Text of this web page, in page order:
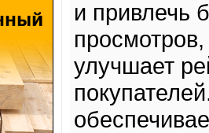
и привлечь
улучшает